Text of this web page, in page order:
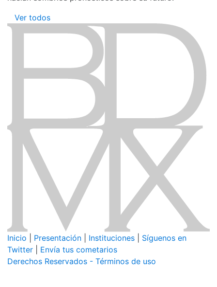
Ver todos
Inicio Presentación Instituciones
Síguenos en
Twitter
Envía tus cometarios
Derechos Reservados - Términos de uso